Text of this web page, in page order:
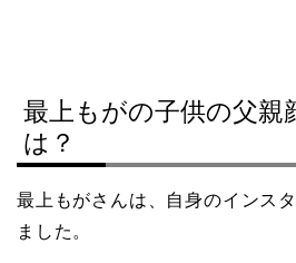
最上もがの子供の父親
は？
最上もがさんは、自身のインス
ました。